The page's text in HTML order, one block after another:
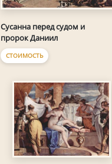
Сусанна перед судом и
пророк Даниил
СТОИМОСТЬ